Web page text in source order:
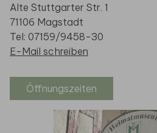
Alte Stuttgarter Str. 1
71106 Magstadt
Tel: 07159/9458-30
E-Mail schreiben
Öffnungszeiten